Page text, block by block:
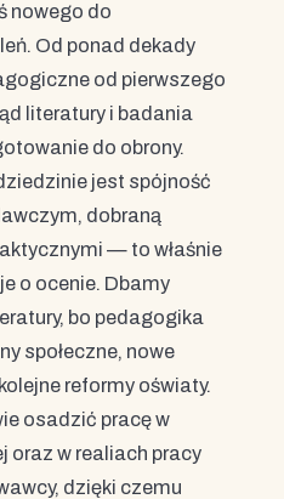
nowego do
Od ponad dekady
od pierwszego
literatury i badania
do obrony.
jest spójność
dobraną
— to właśnie
o ocenie. Dbamy
bo pedagogika
społeczne, nowe
reformy oświaty.
osadzić pracę w
oraz w realiach pracy
dzięki czemu